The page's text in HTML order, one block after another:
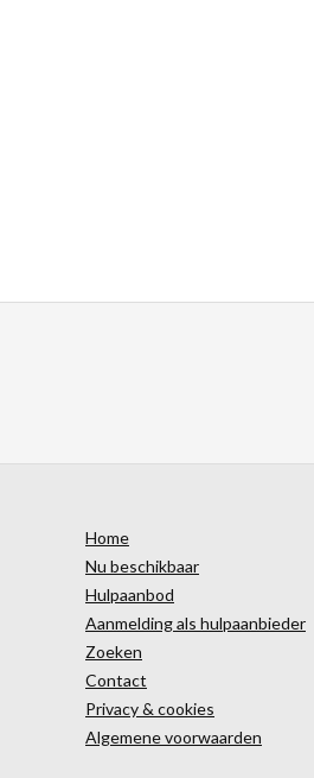
Home
Nu beschikbaar
Hulpaanbod
Aanmelding als hulpaanbieder
Zoeken
Contact
Privacy & cookies
Algemene voorwaarden